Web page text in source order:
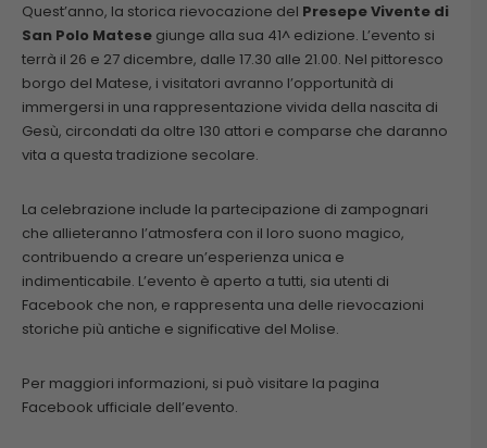
Quest’anno, la storica rievocazione del Presepe Vivente di
San Polo Matese giunge alla sua 41^ edizione. L’evento si
terrà il 26 e 27 dicembre, dalle 17.30 alle 21.00. Nel pittoresco
borgo del Matese, i visitatori avranno l’opportunità di
immergersi in una rappresentazione vivida della nascita di
Gesù, circondati da oltre 130 attori e comparse che daranno
vita a questa tradizione secolare.
La celebrazione include la partecipazione di zampognari
che allieteranno l’atmosfera con il loro suono magico,
contribuendo a creare un’esperienza unica e
indimenticabile. L’evento è aperto a tutti, sia utenti di
Facebook che non, e rappresenta una delle rievocazioni
storiche più antiche e significative del Molise.
Per maggiori informazioni, si può visitare la pagina
Facebook ufficiale dell’evento.